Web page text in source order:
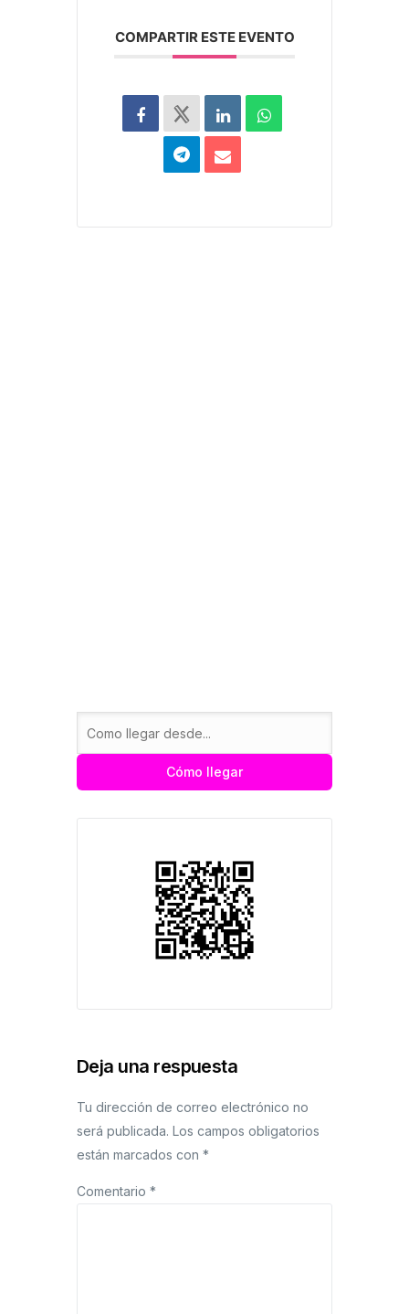
COMPARTIR ESTE EVENTO
Deja una respuesta
Tu dirección de correo electrónico no
será publicada. Los campos obligatorios
están marcados con *
Comentario *